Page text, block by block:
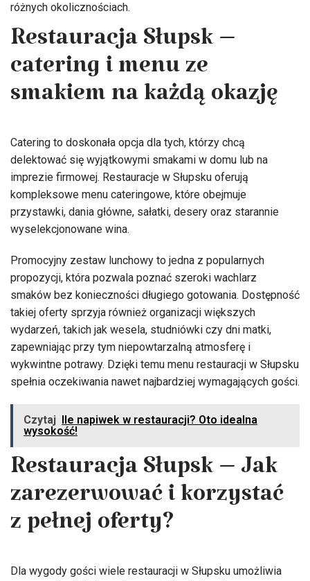
różnych okolicznościach.
Restauracja Słupsk –
catering i menu ze
smakiem na każdą okazję
Catering to doskonała opcja dla tych, którzy chcą
delektować się wyjątkowymi smakami w domu lub na
imprezie firmowej. Restauracje w Słupsku oferują
kompleksowe menu cateringowe, które obejmuje
przystawki, dania główne, sałatki, desery oraz starannie
wyselekcjonowane wina.
Promocyjny zestaw lunchowy to jedna z popularnych
propozycji, która pozwala poznać szeroki wachlarz
smaków bez konieczności długiego gotowania. Dostępność
takiej oferty sprzyja również organizacji większych
wydarzeń, takich jak wesela, studniówki czy dni matki,
zapewniając przy tym niepowtarzalną atmosferę i
wykwintne potrawy. Dzięki temu menu restauracji w Słupsku
spełnia oczekiwania nawet najbardziej wymagających gości.
Czytaj Ile napiwek w restauracji? Oto idealna
wysokość!
Restauracja Słupsk – Jak
zarezerwować i korzystać
z pełnej oferty?
Dla wygody gości wiele restauracji w Słupsku umożliwia